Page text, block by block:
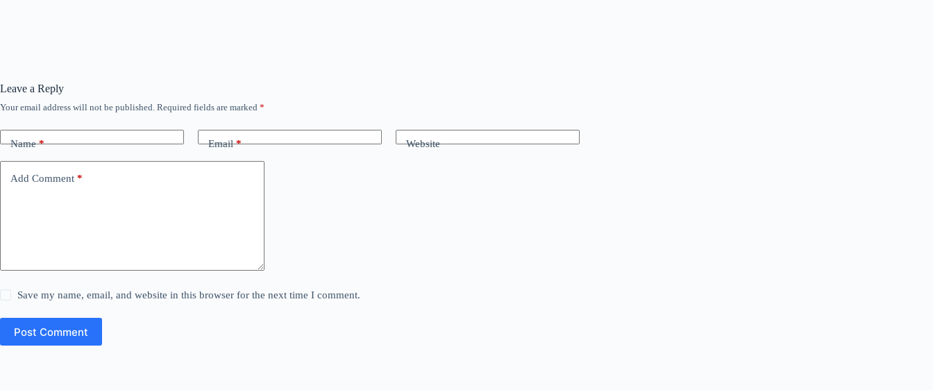
Leave a Reply
Your email address will not be published. Required fields are marked *
Name* Email* Website
Add Comment *
Save my name, email, and website in this browser for the next time I comment.
Post Comment